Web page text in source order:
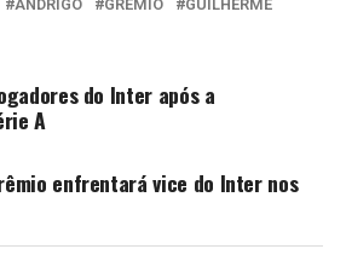
ANDRIGO GREMIO
GUILHERME
do Inter após a
A
enfrentará vice do Inter nos